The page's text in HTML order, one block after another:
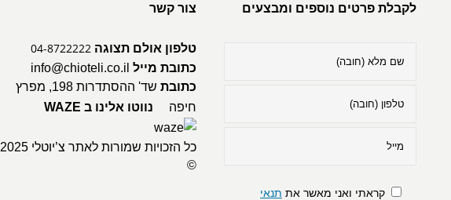
לקבלת פרטים נוספים ומבצעים
קראתי ואני מאשר את תנאי
צור קשר
טלפון אולם תצוגה 04-8722222
כתובת מייל info@chioteli.co.il
כתובת
שד' ההסתדרות 198, מפרץ
חיפה
נווטו אלינו ב WAZE
כל הזכויות שמורות לאתר צ’יוטלי 2025
©